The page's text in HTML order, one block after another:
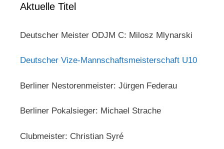
Aktuelle Titel
Deutscher Meister ODJM C: Milosz Mlynarski
Deutscher Vize-Mannschaftsmeisterschaft U10
Berliner Nestorenmeister: Jürgen Federau
Berliner Pokalsieger: Michael Strache
Clubmeister: Christian Syré